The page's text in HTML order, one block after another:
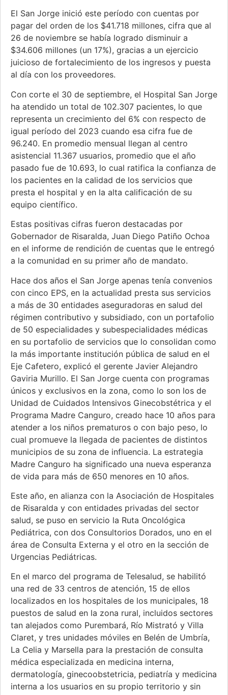
El San Jorge inició este período con cuentas por
pagar del orden de los $41.718 millones, cifra que al
26 de noviembre se había logrado disminuir a
$34.606 millones (un 17%), gracias a un ejercicio
juicioso de fortalecimiento de los ingresos y puesta
al día con los proveedores.
Con corte el 30 de septiembre, el Hospital San Jorge
ha atendido un total de 102.307 pacientes, lo que
representa un crecimiento del 6% con respecto de
igual período del 2023 cuando esa cifra fue de
96.240. En promedio mensual llegan al centro
asistencial 11.367 usuarios, promedio que el año
pasado fue de 10.693, lo cual ratifica la confianza de
los pacientes en la calidad de los servicios que
presta el hospital y en la alta calificación de su
equipo científico.
Estas positivas cifras fueron destacadas por
Gobernador de Risaralda, Juan Diego Patiño Ochoa
en el informe de rendición de cuentas que le entregó
a la comunidad en su primer año de mandato.
Hace dos años el San Jorge apenas tenía convenios
con cinco EPS, en la actualidad presta sus servicios
a más de 30 entidades aseguradoras en salud del
régimen contributivo y subsidiado, con un portafolio
de 50 especialidades y subespecialidades médicas
en su portafolio de servicios que lo consolidan como
la más importante institución pública de salud en el
Eje Cafetero, explicó el gerente Javier Alejandro
Gaviria Murillo. El San Jorge cuenta con programas
únicos y exclusivos en la zona, como lo son los de
Unidad de Cuidados Intensivos Ginecobstétrica y el
Programa Madre Canguro, creado hace 10 años para
atender a los niños prematuros o con bajo peso, lo
cual promueve la llegada de pacientes de distintos
municipios de su zona de influencia. La estrategia
Madre Canguro ha significado una nueva esperanza
de vida para más de 650 menores en 10 años.
Este año, en alianza con la Asociación de Hospitales
de Risaralda y con entidades privadas del sector
salud, se puso en servicio la Ruta Oncológica
Pediátrica, con dos Consultorios Dorados, uno en el
área de Consulta Externa y el otro en la sección de
Urgencias Pediátricas.
En el marco del programa de Telesalud, se habilitó
una red de 33 centros de atención, 15 de ellos
localizados en los hospitales de los municipales, 18
puestos de salud en la zona rural, incluidos sectores
tan alejados como Purembará, Río Mistrató y Villa
Claret, y tres unidades móviles en Belén de Umbría,
La Celia y Marsella para la prestación de consulta
médica especializada en medicina interna,
dermatología, ginecoobstetricia, pediatría y medicina
interna a los usuarios en su propio territorio y sin